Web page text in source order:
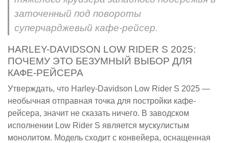
заточенный под повороты
суперчарджевый кафе-рейсер.
HARLEY-DAVIDSON LOW RIDER S 2025:
ПОЧЕМУ ЭТО БЕЗУМНЫЙ ВЫБОР ДЛЯ
КАФЕ-РЕЙСЕРА
Утверждать, что Harley-Davidson Low Rider S 2025 —
необычная отправная точка для постройки кафе-
рейсера, значит не сказать ничего. В заводском
исполнении Low Rider S является мускулистым
монолитом. Модель сходит с конвейера, оснащенная